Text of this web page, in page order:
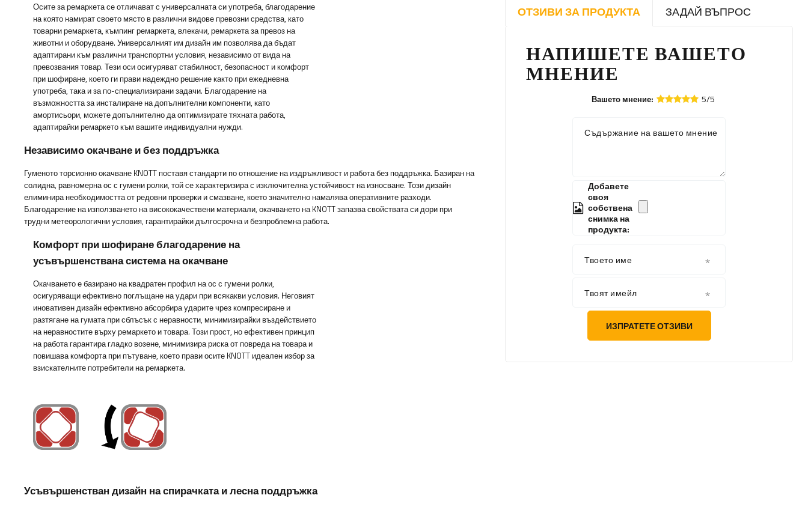
ОТЗИВИ ЗА ПРОДУКТА ЗАДАЙ ВЪПРОС
НАПИШЕТЕ ВАШЕТО
МНЕНИЕ
Вашето мнение: 5/5
Съдържание на вашето мнение
Добавете
своя
собствена
снимка на
продукта:
Твоето име
Твоят имейл
ИЗПРАТЕТЕ ОТЗИВИ
Осите за ремаркета се отличават с универсалната си употреба, благодарение
на която намират своето място в различни видове превозни средства, като
товарни ремаркета, къмпинг ремаркета, влекачи, ремаркета за превоз на
животни и оборудване. Универсалният им дизайн им позволява да бъдат
адаптирани към различни транспортни условия, независимо от вида на
превозвания товар. Тези оси осигуряват стабилност, безопасност и комфорт
при шофиране, което ги прави надеждно решение както при ежедневна
употреба, така и за по-специализирани задачи. Благодарение на
възможността за инсталиране на допълнителни компоненти, като
амортисьори, можете допълнително да оптимизирате тяхната работа,
адаптирайки ремаркето към вашите индивидуални нужди.
Независимо окачване и без поддръжка
Гуменото торсионно окачване KNOTT поставя стандарти по отношение на издръжливост и работа без поддръжка. Базиран на
солидна, равномерна ос с гумени ролки, той се характеризира с изключителна устойчивост на износване. Този дизайн
елиминира необходимостта от редовни проверки и смазване, което значително намалява оперативните разходи.
Благодарение на използването на висококачествени материали, окачването на KNOTT запазва свойствата си дори при
трудни метеорологични условия, гарантирайки дългосрочна и безпроблемна работа.
Комфорт при шофиране благодарение на
усъвършенствана система на окачване
Окачването е базирано на квадратен профил на ос с гумени ролки,
осигуряващи ефективно поглъщане на удари при всякакви условия. Неговият
иновативен дизайн ефективно абсорбира ударите чрез компресиране и
разтягане на гумата при сблъсък с неравности, минимизирайки въздействието
на неравностите върху ремаркето и товара. Този прост, но ефективен принцип
на работа гарантира гладко возене, минимизира риска от повреда на товара и
повишава комфорта при пътуване, което прави осите KNOTT идеален избор за
взискателните потребители на ремаркета.
Усъвършенстван дизайн на спирачката и лесна поддръжка